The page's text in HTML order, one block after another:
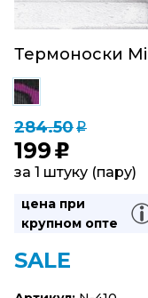
Термоноски
284.50q
199 u
за 1 штуку (пару)
цена при
крупном опте
SALE